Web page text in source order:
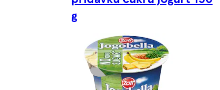
g